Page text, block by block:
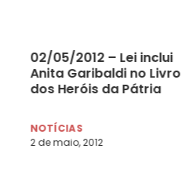
02/05/2012 – Lei inclui
Anita Garibaldi no Livro
dos Heróis da Pátria
NOTÍCIAS
2 de maio, 2012